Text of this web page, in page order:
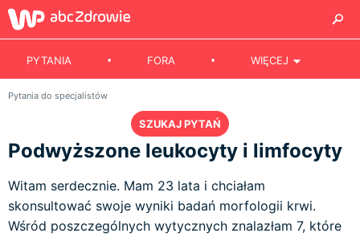
PYTANIA FORA WIĘCEJ
Pytania do specjalistów
SZUKAJ PYTAŃ
Podwyższone leukocyty i limfocyty
Witam serdecznie. Mam 23 lata i chciałam
skonsultować swoje wyniki badań morfologii krwi.
Wśród poszczególnych wytycznych znalazłam 7, które